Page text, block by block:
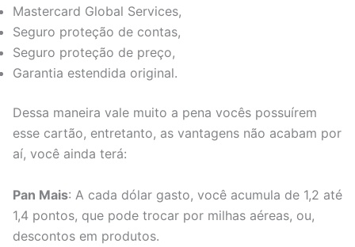
Mastercard Global Services,
Seguro proteção de contas,
Seguro proteção de preço,
Garantia estendida original.
Dessa maneira vale muito a pena vocês possuírem
esse cartão, entretanto, as vantagens não acabam por
aí, você ainda terá:
Pan Mais: A cada dólar gasto, você acumula de 1,2 até
1,4 pontos, que pode trocar por milhas aéreas, ou,
descontos em produtos.